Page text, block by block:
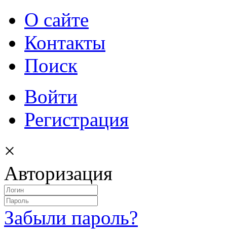
О сайте
Контакты
Поиск
Войти
Регистрация
×
Авторизация
Забыли пароль?